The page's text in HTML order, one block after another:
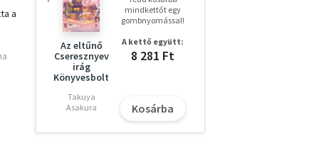
a
Az eltűnő
Cseresznyev
irág
Könyvesbolt
Takuya
Asakura
mindkettőt egy
gombnyomással!
A kettő együtt:
8 281 Ft
Kosárba